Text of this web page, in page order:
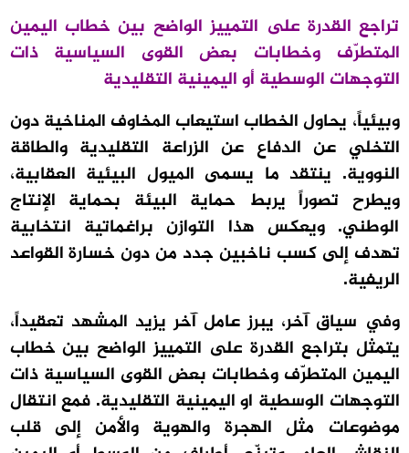
تراجع القدرة على التمييز الواضح بين خطاب اليمين
المتطرّف وخطابات بعض القوى السياسية ذات
التوجهات الوسطية أو اليمينية التقليدية
وبيئياً، يحاول الخطاب استيعاب المخاوف المناخية دون
التخلي عن الدفاع عن الزراعة التقليدية والطاقة
النووية. ينتقد ما يسمى الميول البيئية العقابية،
ويطرح تصوراً يربط حماية البيئة بحماية الإنتاج
الوطني. ويعكس هذا التوازن براغماتية انتخابية
تهدف إلى كسب ناخبين جدد من دون خسارة القواعد
الريفية.
وفي سياق آخر، يبرز عامل آخر يزيد المشهد تعقيداً،
يتمثل بتراجع القدرة على التمييز الواضح بين خطاب
اليمين المتطرّف وخطابات بعض القوى السياسية ذات
التوجهات الوسطية او اليمينية التقليدية. فمع انتقال
موضوعات مثل الهجرة والهوية والأمن إلى قلب